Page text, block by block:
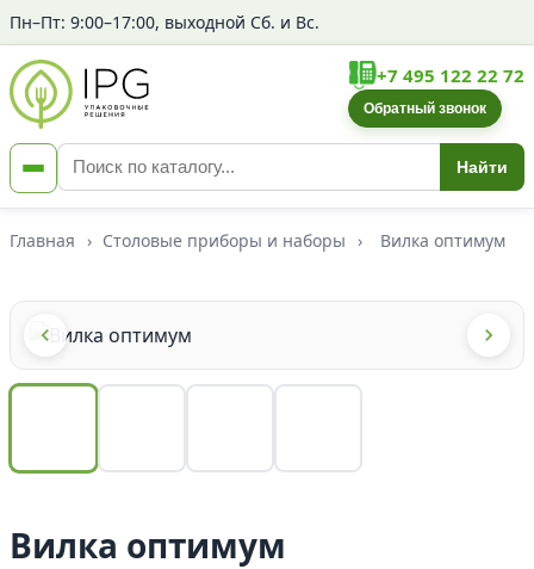
Пн–Пт: 9:00–17:00, выходной Сб. и Вс.
Найти
+7 495 122 22 72
Обратный звонок
Главная › Столовые приборы и наборы › Вилка оптимум
Вилка оптимум